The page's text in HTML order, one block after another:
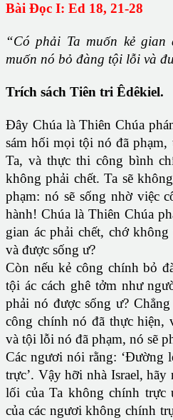
Bài Đọc I: Ed 18, 21-28
“Có phải Ta muốn kẻ gian
muốn nó bỏ đàng tội lỗi và
Trích sách Tiên tri Êdêkiel.
Đây Chúa là Thiên Chúa
sám hối mọi tội nó đã
Ta, và thực thi công bình
không phải chết. Ta sẽ
phạm: nó sẽ sống nhờ việc
hành! Chúa là Thiên Chúa
gian ác phải chết, chớ
và được sống ư?
Còn nếu kẻ công chính bỏ
tội ác cách ghê tởm như
phải nó được sống ư?
công chính nó đã thực hiện,
và tội lỗi nó đã phạm, nó sẽ
Các ngươi nói rằng: ‘Đường
trực’. Vậy hỡi nhà Israel,
lối của Ta không chính
của các ngươi không chính